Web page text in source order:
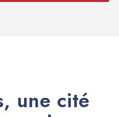
une cité